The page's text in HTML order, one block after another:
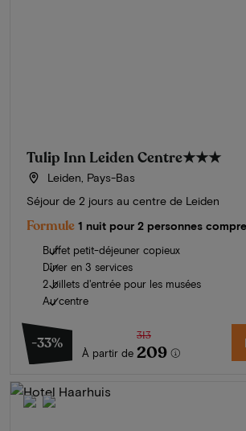
Tulip Inn Leiden Centre★★★
Leiden, Pays-Bas
Séjour de 2 jours au centre de Leiden
Formule 1 nuit pour 2 personnes
Buffet petit-déjeuner copieux
Dîner en 3 services
2 billets d'entrée pour les musées
Au centre
-33%
À partir de
313
209